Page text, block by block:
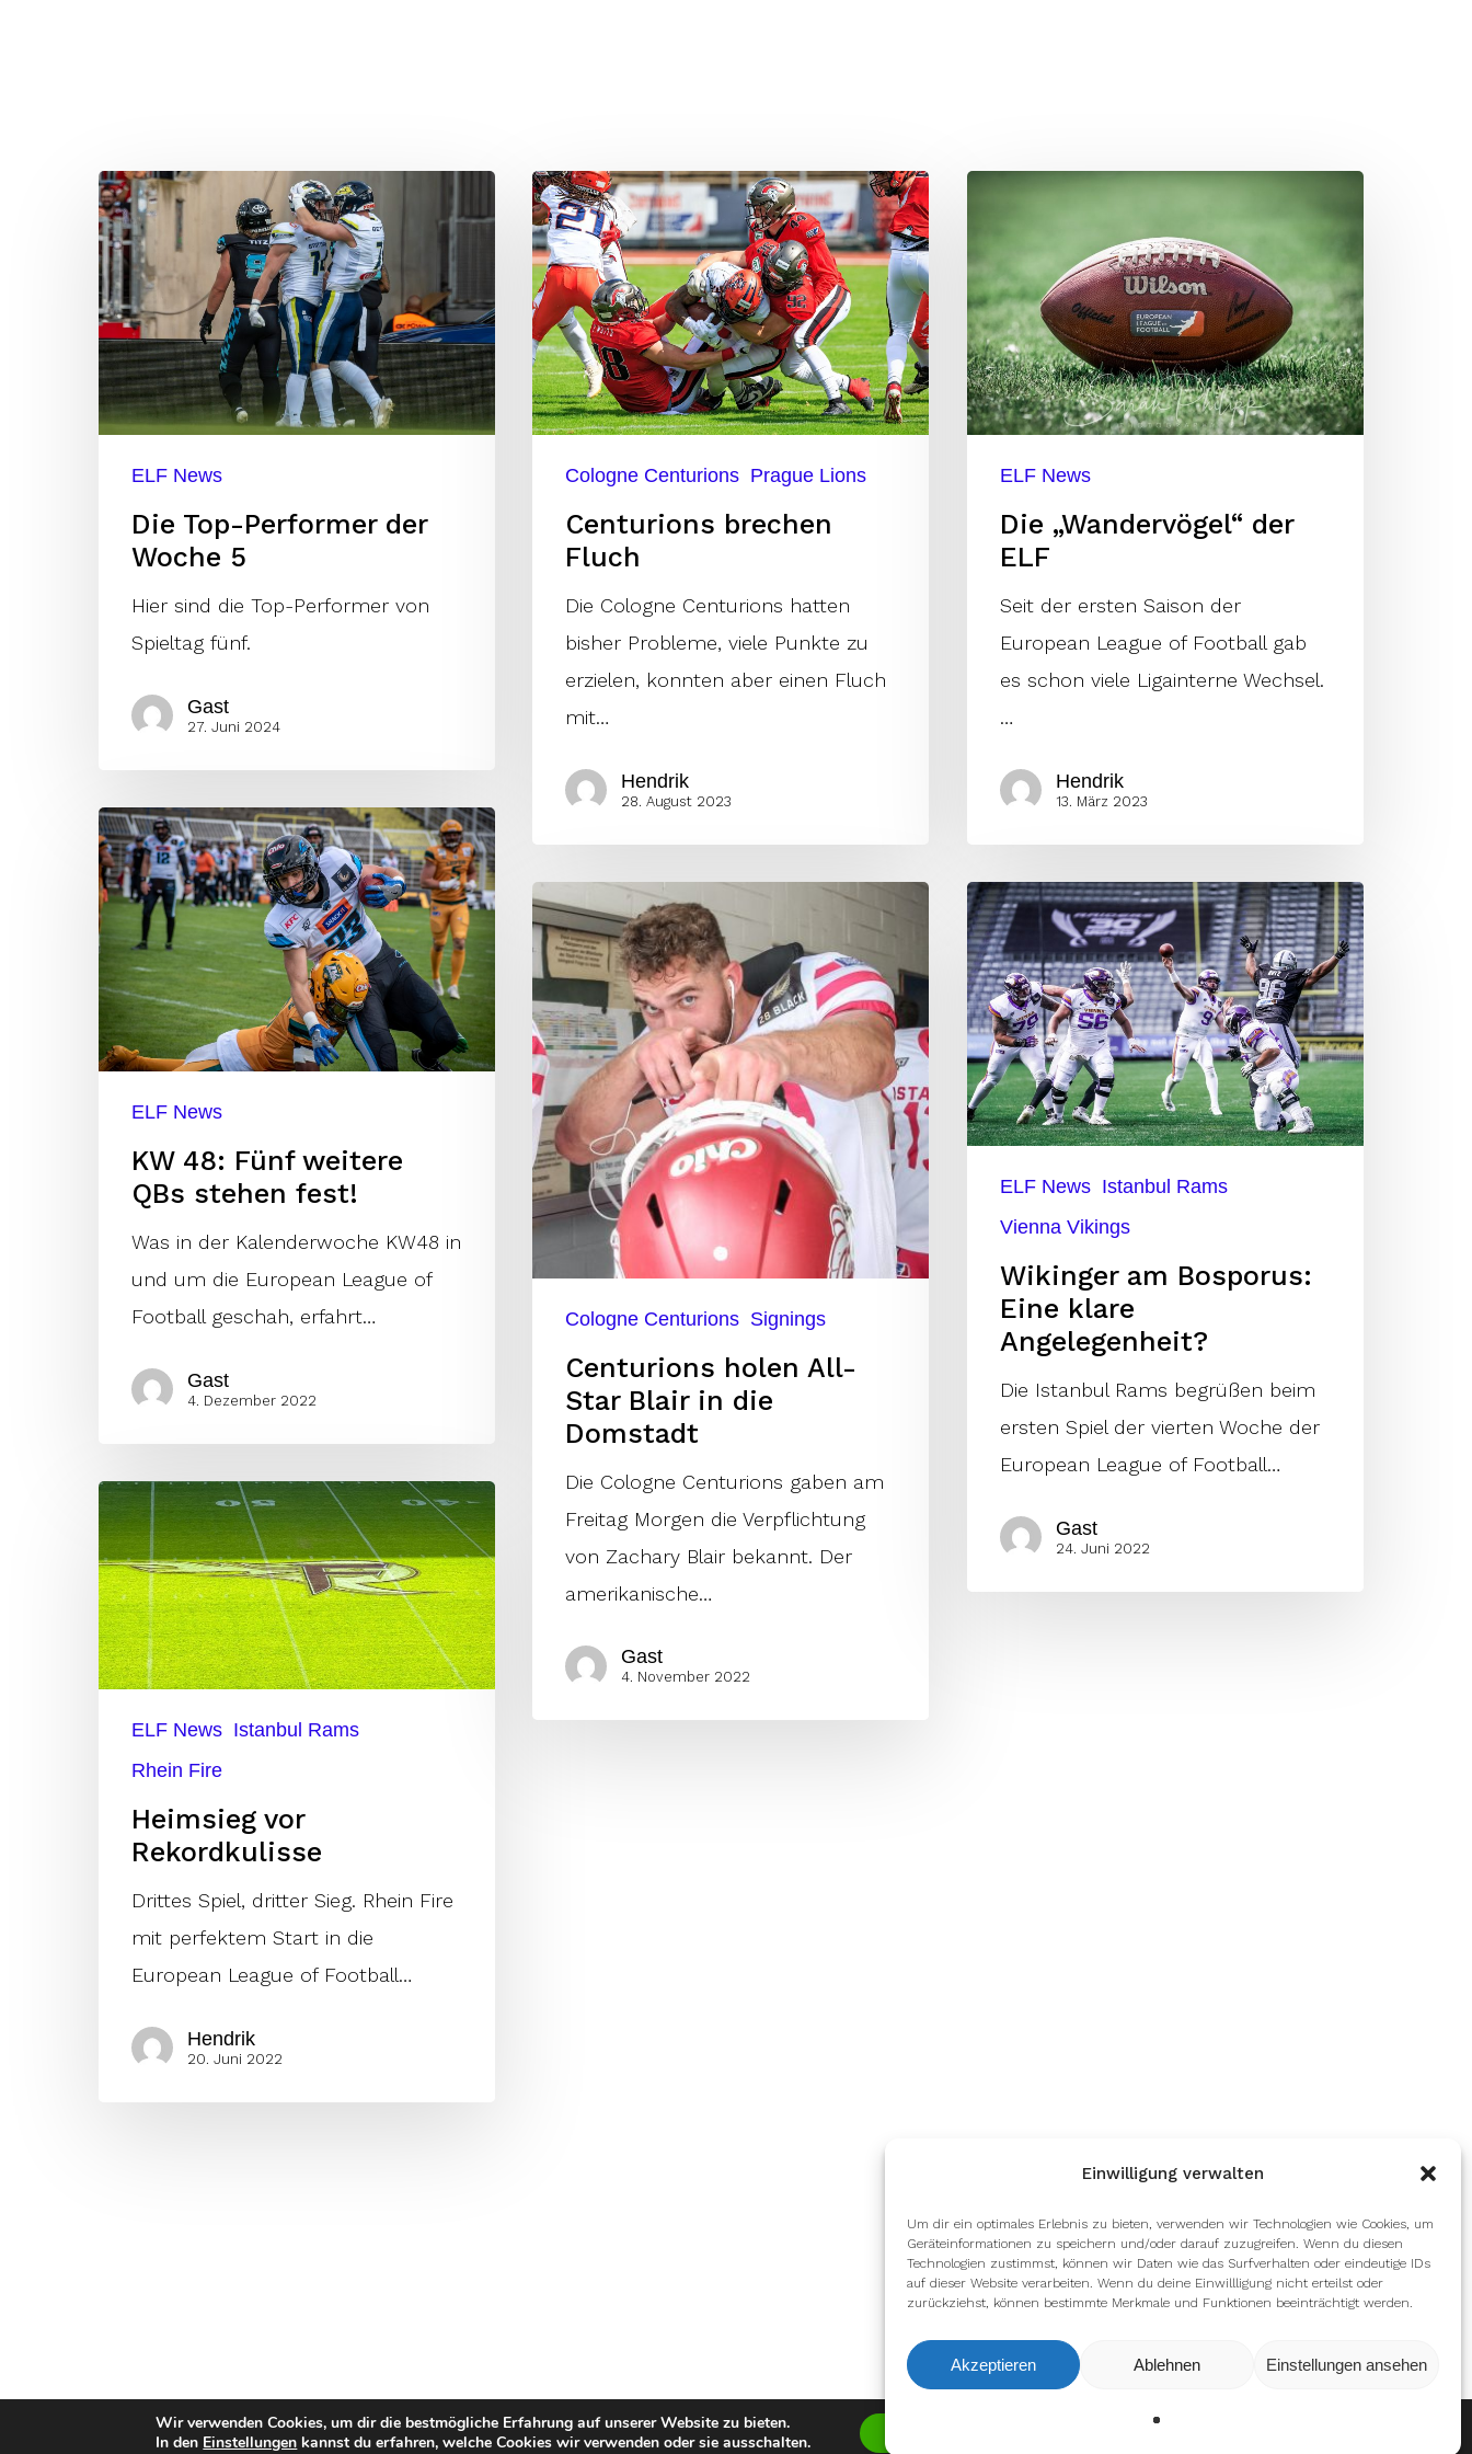
Einwilligung verwalten
Um dir ein optimales Erlebnis zu bieten, verwenden wir Technologien wie Cookies, um
Geräteinformationen zu speichern und/oder darauf zuzugreifen. Wenn du diesen
Technologien zustimmst, können wir Daten wie das Surfverhalten oder eindeutige IDs
auf dieser Website verarbeiten. Wenn du deine Einwillligung nicht erteilst oder
zurückziehst, können bestimmte Merkmale und Funktionen beeinträchtigt werden.
Akzeptieren Ablehnen Einstellungen ansehen
Die
Top-
Performer
der
Woche
5
ELF News
Die Top-Performer der
Woche 5
Hier sind die Top-Performer von
Spieltag fünf.
Gast
27. Juni 2024
Centurions
brechen
Fluch
Cologne Centurions Prague Lions
Centurions brechen
Fluch
Die Cologne Centurions hatten
bisher Probleme, viele Punkte zu
erzielen, konnten aber einen Fluch
mit…
Hendrik
28. August 2023
der
ELF
ELF News
Die „Wandervögel“ der
ELF
Seit der ersten Saison der
European League of Football gab
es schon viele Ligainterne Wechsel.
…
Hendrik
13. März 2023
KW
48:
Fünf
weitere
QBs
stehen
fest!
ELF News
KW 48: Fünf weitere
QBs stehen fest!
Was in der Kalenderwoche KW48 in
und um die European League of
Football geschah, erfahrt…
Gast
4. Dezember 2022
Centurions
holen
All-
Star
Blair
in
die
Domstadt
Cologne Centurions Signings
Centurions holen All-
Star Blair in die
Domstadt
Die Cologne Centurions gaben am
Freitag Morgen die Verpflichtung
von Zachary Blair bekannt. Der
amerikanische…
Gast
4. November 2022
Wikinger
am
Bosporus:
Eine
klare
Angelegenheit?
ELF News Istanbul Rams
Vienna Vikings
Wikinger am Bosporus:
Eine klare
Angelegenheit?
Die Istanbul Rams begrüßen beim
ersten Spiel der vierten Woche der
European League of Football…
Gast
24. Juni 2022
Heimsieg
vor
Rekordkulisse
ELF News Istanbul Rams
Rhein Fire
Heimsieg vor
Rekordkulisse
Drittes Spiel, dritter Sieg. Rhein Fire
mit perfektem Start in die
European League of Football…
Hendrik
20. Juni 2022
Wir verwenden Cookies, um dir die bestmögliche Erfahrung auf unserer Website zu bieten.
In den Einstellungen kannst du erfahren, welche Cookies wir verwenden oder sie ausschalten.